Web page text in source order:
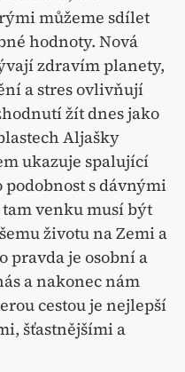
můžeme sdílet
hodnoty. Nová
zdravím planety,
a stres ovlivňují
žít dnes jako
Aljašky
ukazuje spalující
s dávnými
venku musí být
životu na Zemi a
pravda je osobní a
a nakonec nám
cestou je nejlepší
šťastnějšími a